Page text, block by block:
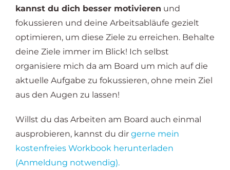
kannst du dich besser motivieren und
fokussieren und deine Arbeitsabläufe gezielt
optimieren, um diese Ziele zu erreichen. Behalte
deine Ziele immer im Blick! Ich selbst
organisiere mich da am Board um mich auf die
aktuelle Aufgabe zu fokussieren, ohne mein Ziel
aus den Augen zu lassen!
Willst du das Arbeiten am Board auch einmal
ausprobieren, kannst du dir gerne mein
kostenfreies Workbook herunterladen
(Anmeldung notwendig).